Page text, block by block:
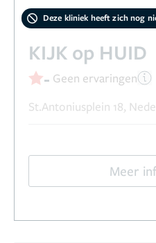
Deze kliniek heeft zich nog
KIJK op HUID
- Geen ervaringen
St.Antoniusplein 18,
Meer